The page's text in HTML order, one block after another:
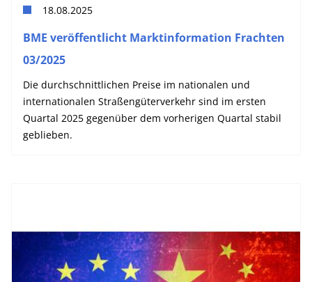
18.08.2025
BME veröffentlicht Marktinformation Frachten
03/2025
Die durchschnittlichen Preise im nationalen und
internationalen Straßengüterverkehr sind im ersten
Quartal 2025 gegenüber dem vorherigen Quartal stabil
geblieben.